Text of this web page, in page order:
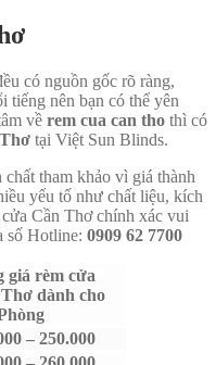
có nguồn gốc rõ ràng,
tiếng nên bạn có thể yên
về rem cua can tho thì có
tại Việt Sun Blinds.
tham khảo vì giá thành
yếu tố như chất liệu, kích
Cần Thơ chính xác vui
số Hotline: 0909 62 7700
giá rèm cửa
dành cho
– 250.000